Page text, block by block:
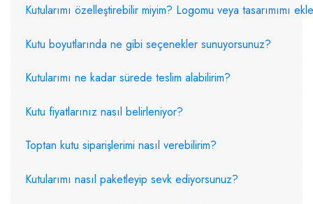
Kutularımı özelleştirebilir miyim? Logomu veya tasarımımı
Kutu boyutlarında ne gibi seçenekler sunuyorsunuz?
Kutularımı ne kadar sürede teslim alabilirim?
Kutu fiyatlarınız nasıl belirleniyor?
Toptan kutu siparişlerimi nasıl verebilirim?
Kutularımı nasıl paketleyip sevk ediyorsunuz?